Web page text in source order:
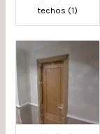
techos (1)